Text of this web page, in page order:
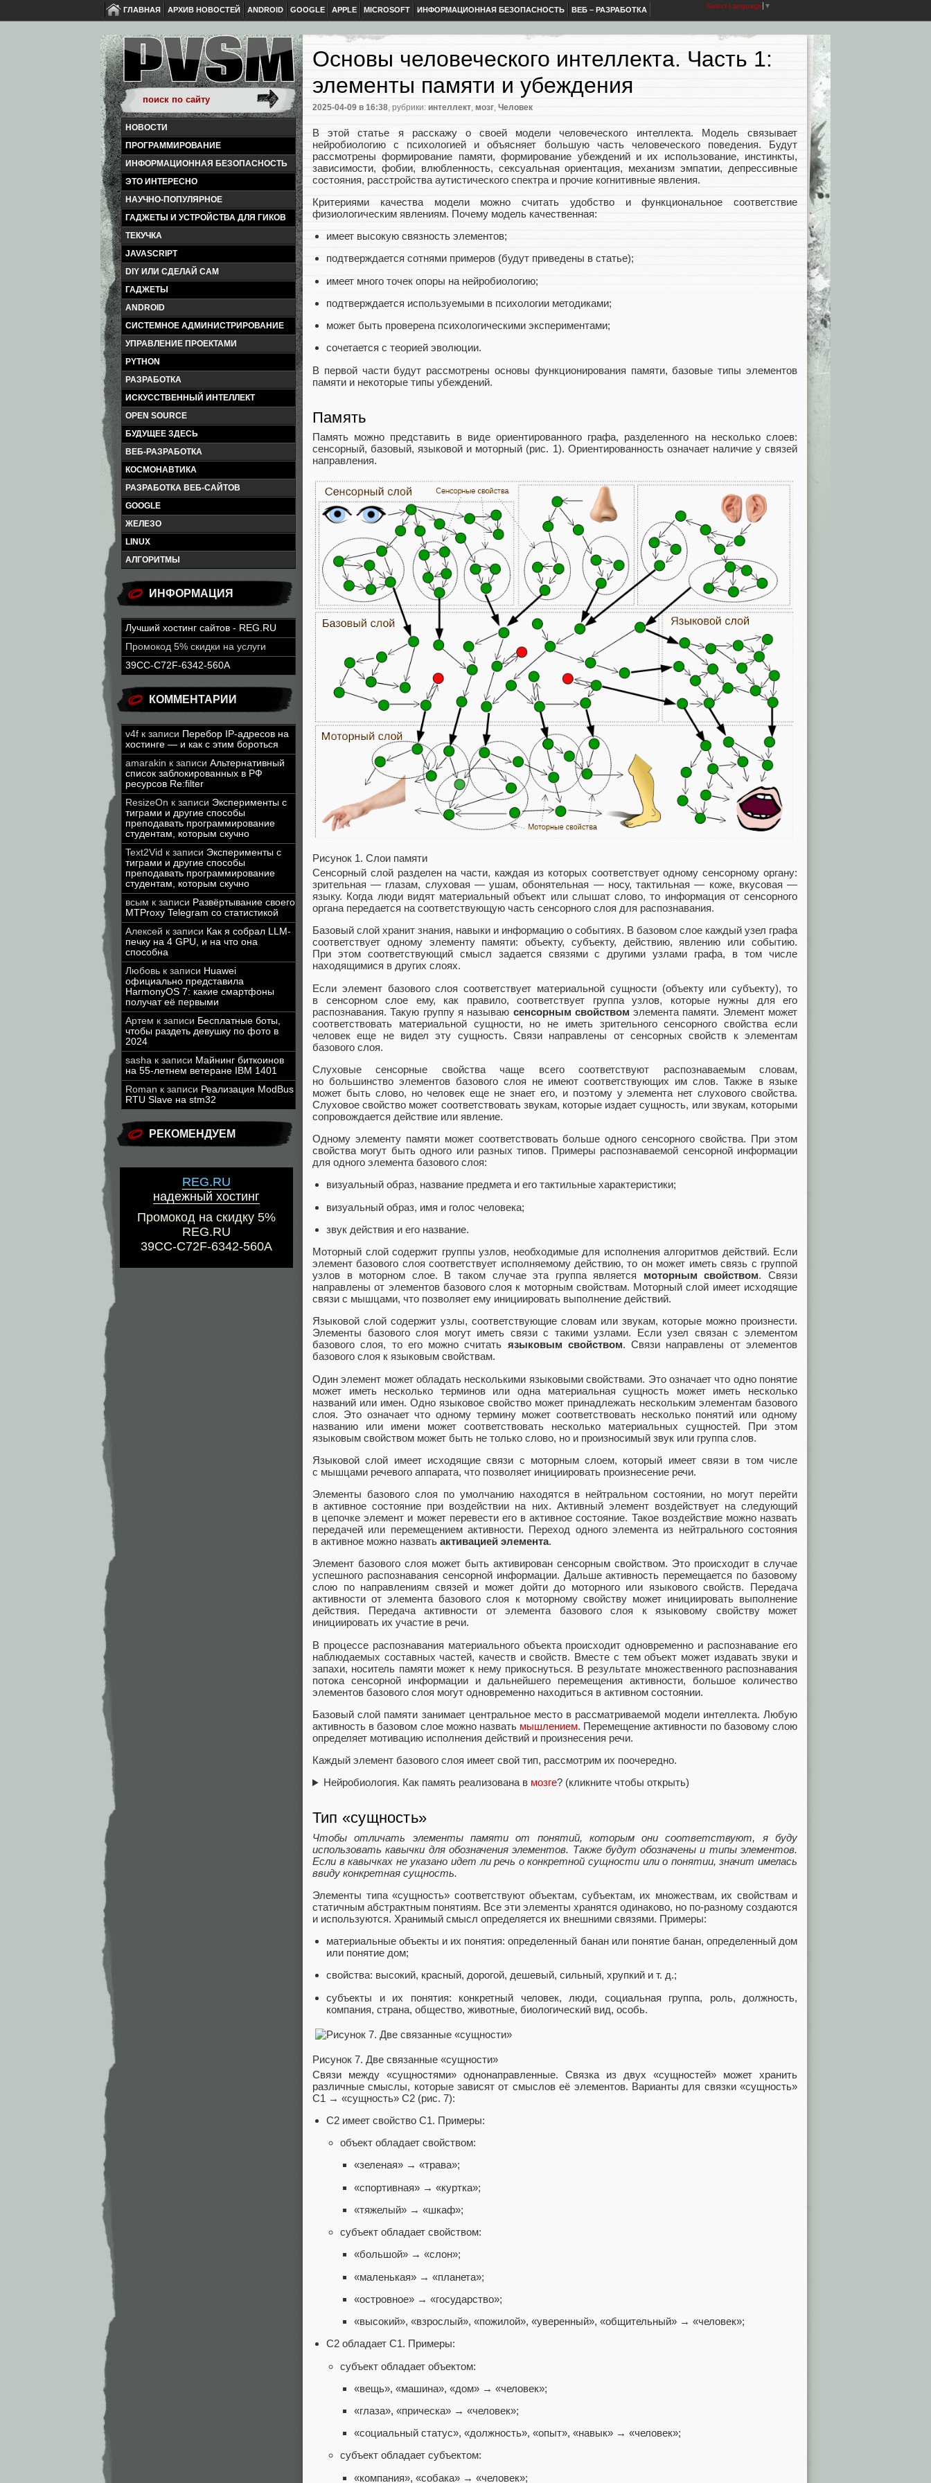
ГЛАВНАЯ АРХИВ НОВОСТЕЙ ANDROID GOOGLE APPLE MICROSOFT ИНФОРМАЦИОННАЯ БЕЗОПАСНОСТЬ ВЕБ – РАЗРАБОТКА Select Language ▼
НОВОСТИ
ПРОГРАММИРОВАНИЕ
ИНФОРМАЦИОННАЯ БЕЗОПАСНОСТЬ
ЭТО ИНТЕРЕСНО
НАУЧНО-ПОПУЛЯРНОЕ
ГАДЖЕТЫ И УСТРОЙСТВА ДЛЯ ГИКОВ
ТЕКУЧКА
JAVASCRIPT
DIY ИЛИ СДЕЛАЙ САМ
ГАДЖЕТЫ
ANDROID
СИСТЕМНОЕ АДМИНИСТРИРОВАНИЕ
УПРАВЛЕНИЕ ПРОЕКТАМИ
PYTHON
РАЗРАБОТКА
ИСКУССТВЕННЫЙ ИНТЕЛЛЕКТ
OPEN SOURCE
БУДУЩЕЕ ЗДЕСЬ
ВЕБ-РАЗРАБОТКА
КОСМОНАВТИКА
РАЗРАБОТКА ВЕБ-САЙТОВ
GOOGLE
ЖЕЛЕЗО
LINUX
АЛГОРИТМЫ
ИНФОРМАЦИЯ
Лучший хостинг сайтов - REG.RU
Промокод 5% скидки на услуги
39CC-C72F-6342-560A
КОММЕНТАРИИ
v4f к записи Перебор IP-адресов на
хостинге — и как с этим бороться
amarakin к записи Альтернативный
список заблокированных в РФ
ресурсов Re:filter
ResizeOn к записи Эксперименты с
тиграми и другие способы
преподавать программирование
студентам, которым скучно
Text2Vid к записи Эксперименты с
тиграми и другие способы
преподавать программирование
студентам, которым скучно
всым к записи Развёртывание своего
MTProxy Telegram со статистикой
Алексей к записи Как я собрал LLM-
печку на 4 GPU, и на что она
способна
Любовь к записи Huawei
официально представила
HarmonyOS 7: какие смартфоны
получат её первыми
Артем к записи Бесплатные боты,
чтобы раздеть девушку по фото в
2024
sasha к записи Майнинг биткоинов
на 55-летнем ветеране IBM 1401
Roman к записи Реализация ModBus
RTU Slave на stm32
РЕКОМЕНДУЕМ
REG.RU
надежный хостинг
Промокод на скидку 5%
REG.RU
39CC-C72F-6342-560A
Основы человеческого интеллекта. Часть 1:
элементы памяти и убеждения
2025-04-09 в 16:38, рубрики: интеллект, мозг, Человек
В этой статье я расскажу о своей модели человеческого интеллекта. Модель связывает
нейробиологию с психологией и объясняет большую часть человеческого поведения. Будут
рассмотрены формирование памяти, формирование убеждений и их использование, инстинкты,
зависимости, фобии, влюбленность, сексуальная ориентация, механизм эмпатии, депрессивные
состояния, расстройства аутистического спектра и прочие когнитивные явления.
Критериями качества модели можно считать удобство и функциональное соответствие
физиологическим явлениям. Почему модель качественная:
имеет высокую связность элементов;
подтверждается сотнями примеров (будут приведены в статье);
имеет много точек опоры на нейробиологию;
подтверждается используемыми в психологии методиками;
может быть проверена психологическими экспериментами;
сочетается с теорией эволюции.
В первой части будут рассмотрены основы функционирования памяти, базовые типы элементов
памяти и некоторые типы убеждений.
Память
Память можно представить в виде ориентированного графа, разделенного на несколько слоев:
сенсорный, базовый, языковой и моторный (рис. 1). Ориентированность означает наличие у связей
направления.
Рисунок 1. Слои памяти
Сенсорный слой разделен на части, каждая из которых соответствует одному сенсорному органу:
зрительная — глазам, слуховая — ушам, обонятельная — носу, тактильная — коже, вкусовая —
языку. Когда люди видят материальный объект или слышат слово, то информация от сенсорного
органа передается на соответствующую часть сенсорного слоя для распознавания.
Базовый слой хранит знания, навыки и информацию о событиях. В базовом слое каждый узел графа
соответствует одному элементу памяти: объекту, субъекту, действию, явлению или событию.
При этом соответствующий смысл задается связями с другими узлами графа, в том числе
находящимися в других слоях.
Если элемент базового слоя соответствует материальной сущности (объекту или субъекту), то
в сенсорном слое ему, как правило, соответствует группа узлов, которые нужны для его
распознавания. Такую группу я называю сенсорным свойством элемента памяти. Элемент может
соответствовать материальной сущности, но не иметь зрительного сенсорного свойства если
человек еще не видел эту сущность. Связи направлены от сенсорных свойств к элементам
базового слоя.
Слуховые сенсорные свойства чаще всего соответствуют распознаваемым словам,
но большинство элементов базового слоя не имеют соответствующих им слов. Также в языке
может быть слово, но человек еще не знает его, и поэтому у элемента нет слухового свойства.
Слуховое свойство может соответствовать звукам, которые издает сущность, или звукам, которыми
сопровождается действие или явление.
Одному элементу памяти может соответствовать больше одного сенсорного свойства. При этом
свойства могут быть одного или разных типов. Примеры распознаваемой сенсорной информации
для одного элемента базового слоя:
визуальный образ, название предмета и его тактильные характеристики;
визуальный образ, имя и голос человека;
звук действия и его название.
Моторный слой содержит группы узлов, необходимые для исполнения алгоритмов действий. Если
элемент базового слоя соответствует исполняемому действию, то он может иметь связь с группой
узлов в моторном слое. В таком случае эта группа является моторным свойством. Связи
направлены от элементов базового слоя к моторным свойствам. Моторный слой имеет исходящие
связи с мышцами, что позволяет ему инициировать выполнение действий.
Языковой слой содержит узлы, соответствующие словам или звукам, которые можно произнести.
Элементы базового слоя могут иметь связи с такими узлами. Если узел связан с элементом
базового слоя, то его можно считать языковым свойством. Связи направлены от элементов
базового слоя к языковым свойствам.
Один элемент может обладать несколькими языковыми свойствами. Это означает что одно понятие
может иметь несколько терминов или одна материальная сущность может иметь несколько
названий или имен. Одно языковое свойство может принадлежать нескольким элементам базового
слоя. Это означает что одному термину может соответствовать несколько понятий или одному
названию или имени может соответствовать несколько материальных сущностей. При этом
языковым свойством может быть не только слово, но и произносимый звук или группа слов.
Языковой слой имеет исходящие связи с моторным слоем, который имеет связи в том числе
с мышцами речевого аппарата, что позволяет инициировать произнесение речи.
Элементы базового слоя по умолчанию находятся в нейтральном состоянии, но могут перейти
в активное состояние при воздействии на них. Активный элемент воздействует на следующий
в цепочке элемент и может перевести его в активное состояние. Такое воздействие можно назвать
передачей или перемещением активности. Переход одного элемента из нейтрального состояния
в активное можно назвать активацией элемента.
Элемент базового слоя может быть активирован сенсорным свойством. Это происходит в случае
успешного распознавания сенсорной информации. Дальше активность перемещается по базовому
слою по направлениям связей и может дойти до моторного или языкового свойств. Передача
активности от элемента базового слоя к моторному свойству может инициировать выполнение
действия. Передача активности от элемента базового слоя к языковому свойству может
инициировать их участие в речи.
В процессе распознавания материального объекта происходит одновременно и распознавание его
наблюдаемых составных частей, качеств и свойств. Вместе с тем объект может издавать звуки и
запахи, носитель памяти может к нему прикоснуться. В результате множественного распознавания
потока сенсорной информации и дальнейшего перемещения активности, большое количество
элементов базового слоя могут одновременно находиться в активном состоянии.
Базовый слой памяти занимает центральное место в рассматриваемой модели интеллекта. Любую
активность в базовом слое можно назвать мышлением. Перемещение активности по базовому слою
определяет мотивацию исполнения действий и произнесения речи.
Каждый элемент базового слоя имеет свой тип, рассмотрим их поочередно.
Нейробиология. Как память реализована в мозге? (кликните чтобы открыть)
Тип «сущность»
Чтобы отличать элементы памяти от понятий, которым они соответствуют, я буду
использовать кавычки для обозначения элементов. Также будут обозначены и типы элементов.
Если в кавычках не указано идет ли речь о конкретной сущности или о понятии, значит имелась
ввиду конкретная сущность.
Элементы типа «сущность» соответствуют объектам, субъектам, их множествам, их свойствам и
статичным абстрактным понятиям. Все эти элементы хранятся одинаково, но по‑разному создаются
и используются. Хранимый смысл определяется их внешними связями. Примеры:
материальные объекты и их понятия: определенный банан или понятие банан, определенный дом
или понятие дом;
свойства: высокий, красный, дорогой, дешевый, сильный, хрупкий и т. д.;
субъекты и их понятия: конкретный человек, люди, социальная группа, роль, должность,
компания, страна, общество, животные, биологический вид, особь.
Рисунок 7. Две связанные «сущности»
Связи между «сущностями» однонаправленные. Связка из двух «сущностей» может хранить
различные смыслы, которые зависят от смыслов её элементов. Варианты для связки «сущность»
С1 → «сущность» С2 (рис. 7):
С2 имеет свойство С1. Примеры:
объект обладает свойством:
«зеленая» → «трава»;
«спортивная» → «куртка»;
«тяжелый» → «шкаф»;
субъект обладает свойством:
«большой» → «слон»;
«маленькая» → «планета»;
«островное» → «государство»;
«высокий», «взрослый», «пожилой», «уверенный», «общительный» → «человек»;
С2 обладает С1. Примеры:
субъект обладает объектом:
«вещь», «машина», «дом» → «человек»;
«глаза», «прическа» → «человек»;
«социальный статус», «должность», «опыт», «навык» → «человек»;
субъект обладает субъектом:
«компания», «собака» → «человек»;